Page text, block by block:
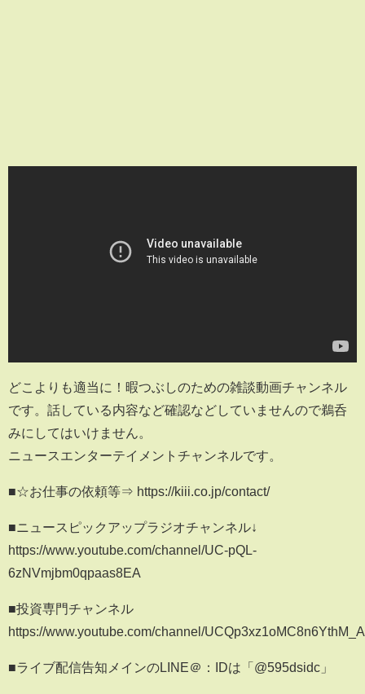
どこよりも適当に！暇つぶしのための雑談動画チャンネル
です。話している内容など確認などしていませんので鵜呑
みにしてはいけません。
ニュースエンターテイメントチャンネルです。
■☆お仕事の依頼等⇒ https://kiii.co.jp/contact/
■ニュースピックアップラジオチャンネル↓
https://www.youtube.com/channel/UC-pQL-
6zNVmjbm0qpaas8EA
■投資専門チャンネル
https://www.youtube.com/channel/
■ライブ配信告知メインのLINE＠：IDは「@595dsidc」